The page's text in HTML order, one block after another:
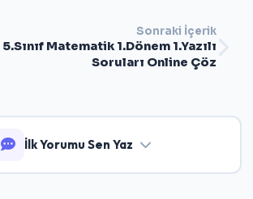
Sonraki İçerik
5.Sınıf Matematik 1.Dönem 1.Yazılı
Soruları Online Çöz
İlk Yorumu Sen Yaz